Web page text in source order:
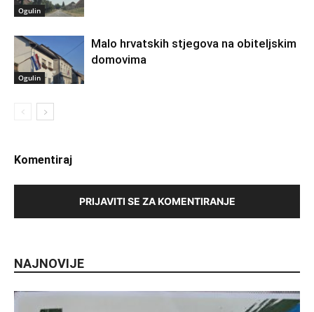
Ogulin
Ogulin
Malo hrvatskih stjegova na obiteljskim
domovima
Komentiraj
PRIJAVITI SE ZA KOMENTIRANJE
NAJNOVIJE